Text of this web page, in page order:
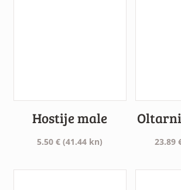
Hostije male
5.50€ (41.44 kn) 23.89